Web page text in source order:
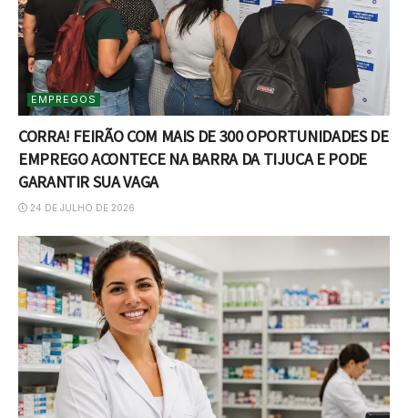
EMPREGOS
CORRA! FEIRÃO COM MAIS DE 300 OPORTUNIDADES DE
EMPREGO ACONTECE NA BARRA DA TIJUCA E PODE
GARANTIR SUA VAGA
24 DE JULHO DE 2026